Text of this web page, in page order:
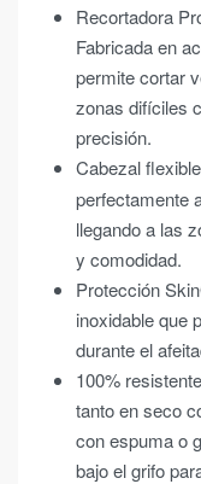
Recortadora
Fabricada en
permite cortar
zonas difíciles
precisión.
Cabezal
perfectamente
llegando a las
y comodidad.
Protección
inoxidable que
durante el
100%
tanto en seco
con espuma o
bajo el grifo